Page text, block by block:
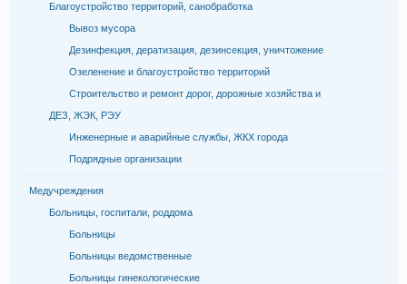
Благоустройство территорий, санобработка
Вывоз мусора
Дезинфекция, дератизация, дезинсекция, уничтожение
Озеленение и благоустройство территорий
Строительство и ремонт дорог, дорожные хозяйства и
ДЕЗ, ЖЭК, РЭУ
Инженерные и аварийные службы, ЖКХ города
Подрядные организации
Медучреждения
Больницы, госпитали, роддома
Больницы
Больницы ведомственные
Больницы гинекологические